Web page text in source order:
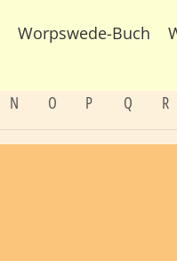
Worpswede-Buch
N O P Q R